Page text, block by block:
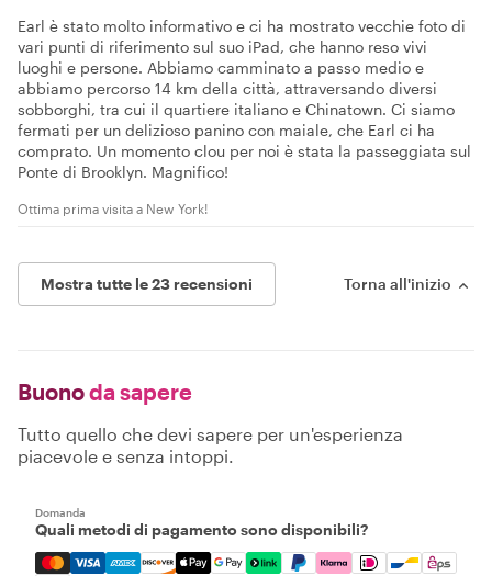
Earl è stato molto informativo e ci ha mostrato vecchie foto di
vari punti di riferimento sul suo iPad, che hanno reso vivi
luoghi e persone. Abbiamo camminato a passo medio e
abbiamo percorso 14 km della città, attraversando diversi
sobborghi, tra cui il quartiere italiano e Chinatown. Ci siamo
fermati per un delizioso panino con maiale, che Earl ci ha
comprato. Un momento clou per noi è stata la passeggiata sul
Ponte di Brooklyn. Magnifico!
Ottima prima visita a New York!
Mostra tutte le 23 recensioni Torna all'inizio
Buonoda sapere
Tutto quello che devi sapere per un'esperienza
piacevole e senza intoppi.
Domanda
Quali metodi di pagamento sono disponibili?
Mastercard, Visa, Amex, Discover, Apple Pay, Google